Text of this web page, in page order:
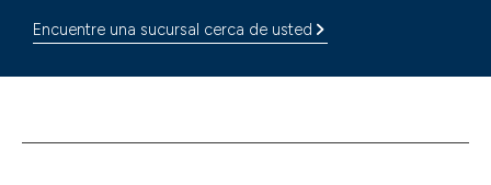
Encuentre una sucursal cerca de usted